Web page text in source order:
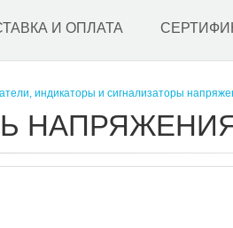
И ОПЛАТА
индикаторы и сигнализаторы